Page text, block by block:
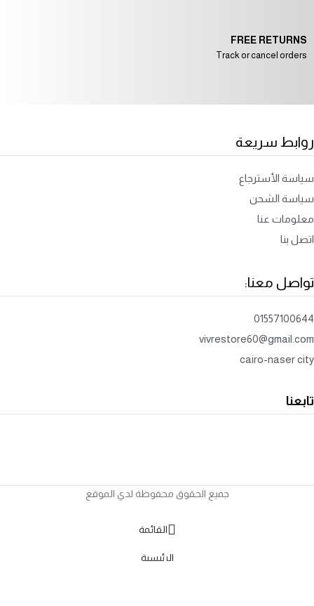
FREE RETURNS
Track or cancel orders
روابط سريعة
سياسة الأسترجاع
سياسة الشحن
معلومات عنا
اتصل بنا
تواصل معنا:
01557100644
vivrestore60@gmail.com
cairo-naser city
تابعنا
جميع الحقوق محفوظة لدي الموقع
القائمة
الرئيسية